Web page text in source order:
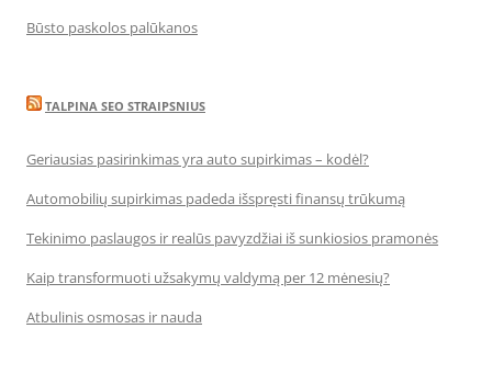
Būsto paskolos palūkanos
TALPINA SEO STRAIPSNIUS
Geriausias pasirinkimas yra auto supirkimas – kodėl?
Automobilių supirkimas padeda išspręsti finansų trūkumą
Tekinimo paslaugos ir realūs pavyzdžiai iš sunkiosios pramonės
Kaip transformuoti užsakymų valdymą per 12 mėnesių?
Atbulinis osmosas ir nauda